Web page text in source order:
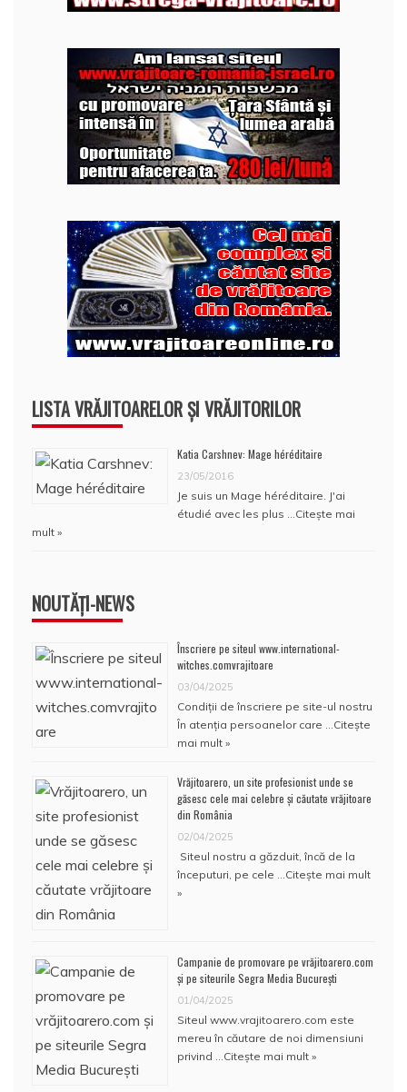
LISTA VRĂJITOARELOR ȘI VRĂJITORILOR
Katia Carshnev: Mage héréditaire
23/05/2016
Je suis un Mage héréditaire. J'ai
étudié avec les plus … Citește mai
mult »
NOUTĂȚI-NEWS
Înscriere pe siteul www.international-
witches.comvrajitoare
03/04/2025
Condiţii de înscriere pe site-ul nostru
În atenţia persoanelor care … Citește
mai mult »
Vrăjitoarero, un site profesionist unde se
găsesc cele mai celebre și căutate vrăjitoare
din România
02/04/2025
Siteul nostru a găzduit, încă de la
începuturi, pe cele … Citește mai mult
»
Campanie de promovare pe vrăjitoarero.com
și pe siteurile Segra Media București
01/04/2025
Siteul www.vrajitoarero.com este
mereu în căutare de noi dimensiuni
privind … Citește mai mult »